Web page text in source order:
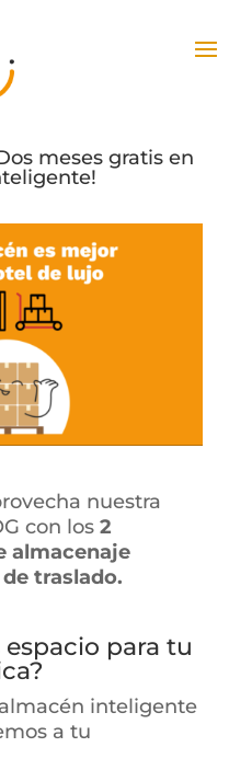
meses gratis en
nuestra
con los 2
almacenaje
traslado.
para tu
inteligente
a tu